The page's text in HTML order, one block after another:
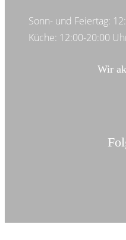
Sonn- und Feiertag:
Küche: 12:00-20:00
Wir